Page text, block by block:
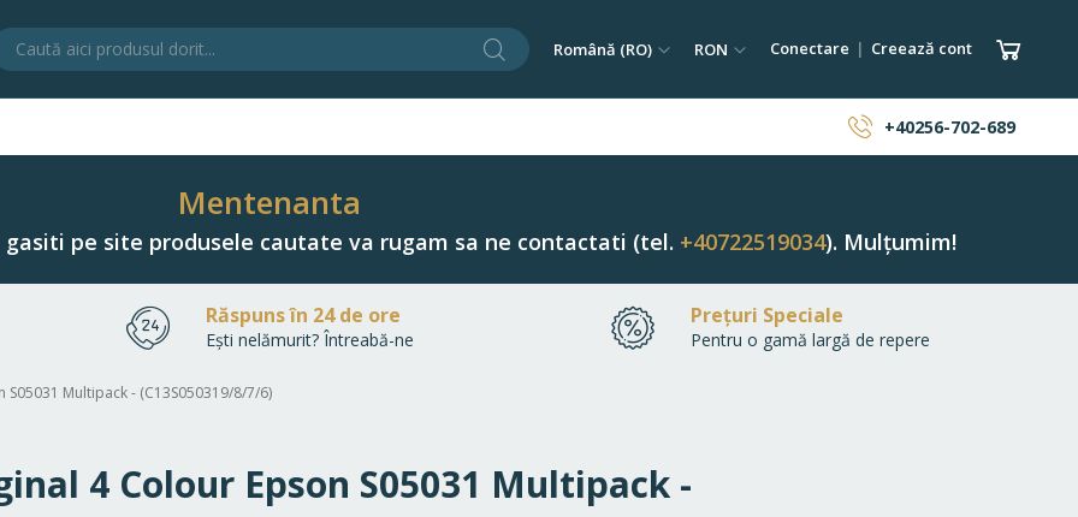
CăutareLimba
Română (RO) Monedă
RON Conectare Creează cont Coșul
+40256-702-689
Mentenanta
pe site produsele cautate va rugam sa ne contactati (tel. +40722519034). Mulțumim!
Răspuns în 24 de ore
Ești nelămurit? Întreabă-ne
Prețuri Speciale
Pentru o gamă largă de repere
Multipack - (C13S050319/8/7/6)
4 Colour Epson S05031 Multipack -